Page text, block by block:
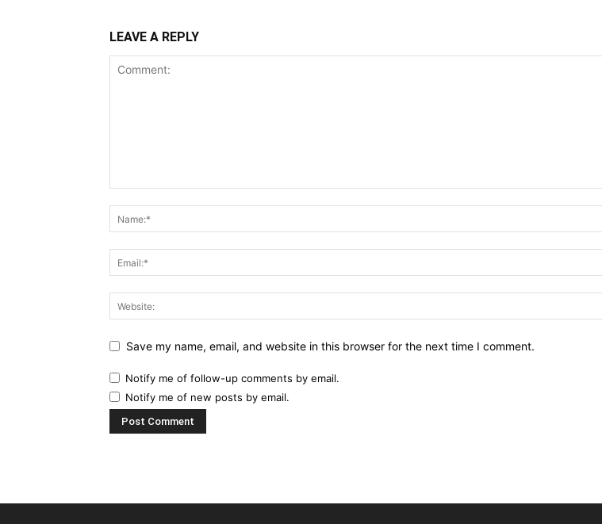
LEAVE A REPLY
Save my name, email, and website in this browser for the next time I comment.
Notify me of follow-up comments by email.
Notify me of new posts by email.